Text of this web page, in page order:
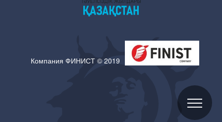
Компания ФИНИСТ © 2019